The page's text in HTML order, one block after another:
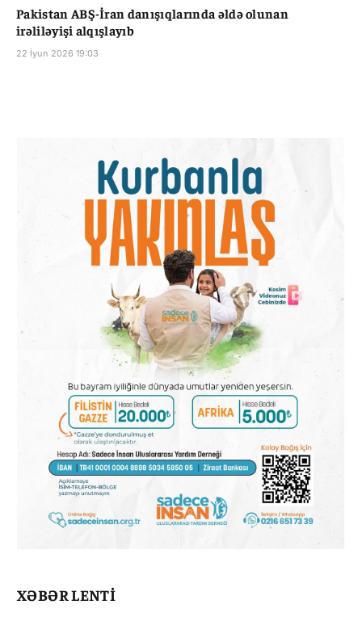
Pakistan ABŞ-İran danışıqlarında əldə olunan
irəliləyişi alqışlayıb
22 İyun 2026 19:03
XƏBƏR LENTİ